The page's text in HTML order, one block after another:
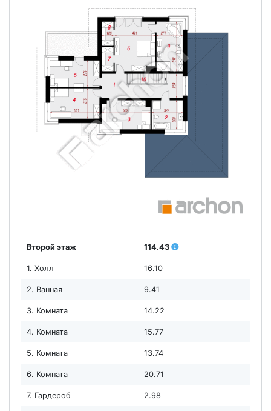
Второй этаж 114.43
1. Холл 16.10
2. Ванная 9.41
3. Комната 14.22
4. Комната 15.77
5. Комната 13.74
6. Комната 20.71
7. Гардероб 2.98